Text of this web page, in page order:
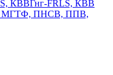
КВВГнг-FRLS, КВВ
ПНСВ, ППВ,